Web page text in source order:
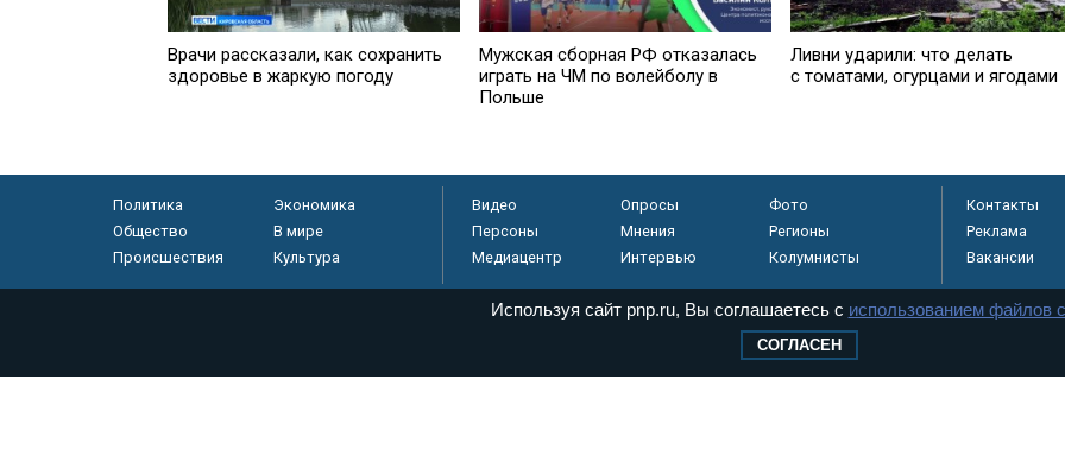
Врачи рассказали, как сохранить
здоровье в жаркую погоду
Мужская сборная РФ отказалась
играть на ЧМ по волейболу в
Польше
Ливни ударили: что делать
с томатами, огурцами и ягодами
Политика
Экономика
Общество
В мире
Происшествия
Культура
Видео Опросы
Фото
Персоны
Мнения
Регионы
Медиацентр
Интервью Колумнисты
Контакты
Реклама
Вакансии
Федеральной службе по надзору в сфере связи, информационных технологий и
Используя сайт pnp.ru, Вы соглашаетесь с использованием файлов
СОГЛАСЕН